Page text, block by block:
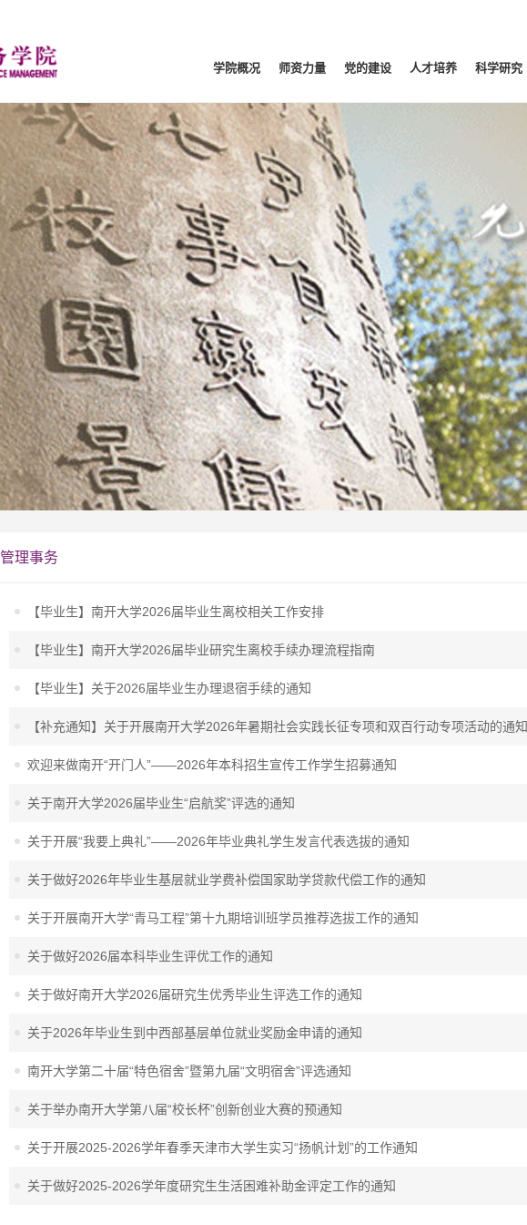
学院概况 师资力量 党的建设 人才培养 科学研究
管理事务
【毕业生】南开大学2026届毕业生离校相关工作安排
【毕业生】南开大学2026届毕业研究生离校手续办理流程指南
【毕业生】关于2026届毕业生办理退宿手续的通知
【补充通知】关于开展南开大学2026年暑期社会实践长征专项和双百行动专项活动的通知
欢迎来做南开“开门人”——2026年本科招生宣传工作学生招募通知
关于南开大学2026届毕业生“启航奖”评选的通知
关于开展“我要上典礼”——2026年毕业典礼学生发言代表选拔的通知
关于做好2026年毕业生基层就业学费补偿国家助学贷款代偿工作的通知
关于开展南开大学“青马工程”第十九期培训班学员推荐选拔工作的通知
关于做好2026届本科毕业生评优工作的通知
关于做好南开大学2026届研究生优秀毕业生评选工作的通知
关于2026年毕业生到中西部基层单位就业奖励金申请的通知
南开大学第二十届“特色宿舍”暨第九届“文明宿舍”评选通知
关于举办南开大学第八届“校长杯”创新创业大赛的预通知
关于开展2025-2026学年春季天津市大学生实习“扬帆计划”的工作通知
关于做好2025-2026学年度研究生生活困难补助金评定工作的通知